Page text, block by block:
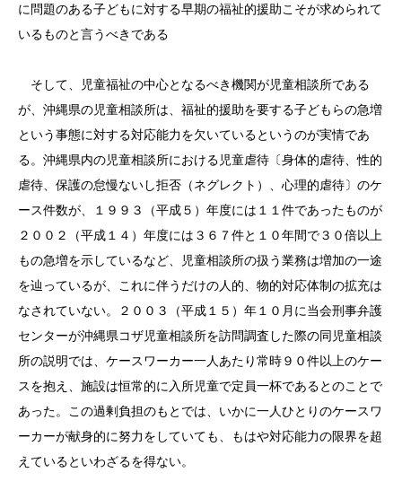
に問題のある子どもに対する早期の福祉的援助こそが求められて
いるものと言うべきである
そして、児童福祉の中心となるべき機関が児童相談所である
が、沖縄県の児童相談所は、福祉的援助を要する子どもらの急増
という事態に対する対応能力を欠いているというのが実情であ
る。沖縄県内の児童相談所における児童虐待〔身体的虐待、性的
虐待、保護の怠慢ないし拒否（ネグレクト）、心理的虐待〕のケ
ース件数が、１９９３（平成５）年度には１１件であったものが
２００２（平成１４）年度には３６７件と１０年間で３０倍以上
もの急増を示しているなど、児童相談所の扱う業務は増加の一途
を辿っているが、これに伴うだけの人的、物的対応体制の拡充は
なされていない。２００３（平成１５）年１０月に当会刑事弁護
センターが沖縄県コザ児童相談所を訪問調査した際の同児童相談
所の説明では、ケースワーカー一人あたり常時９０件以上のケー
スを抱え、施設は恒常的に入所児童で定員一杯であるとのことで
あった。この過剰負担のもとでは、いかに一人ひとりのケースワ
ーカーが献身的に努力をしていても、もはや対応能力の限界を超
えているといわざるを得ない。